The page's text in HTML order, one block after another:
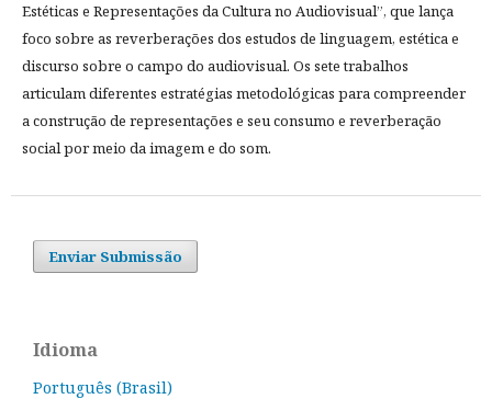
Estéticas e Representações da Cultura no Audiovisual”, que lança
foco sobre as reverberações dos estudos de linguagem, estética e
discurso sobre o campo do audiovisual. Os sete trabalhos
articulam diferentes estratégias metodológicas para compreender
a construção de representações e seu consumo e reverberação
social por meio da imagem e do som.
Enviar Submissão
Idioma
Português (Brasil)